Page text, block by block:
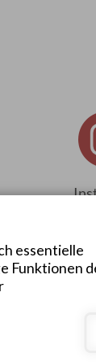
Leichte
essentielle
Funktionen